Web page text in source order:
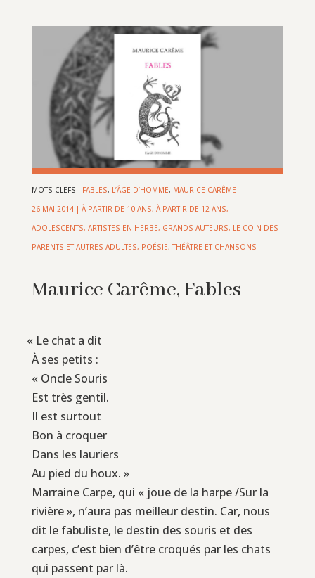
MOTS-CLEFS : FABLES, L’ÂGE D’HOMME, MAURICE CARÊME
26 MAI 2014| À PARTIR DE 10 ANS, À PARTIR DE 12 ANS,
ADOLESCENTS, ARTISTES EN HERBE, GRANDS AUTEURS, LE COIN DES
PARENTS ET AUTRES ADULTES, POÉSIE, THÉÂTRE ET CHANSONS
Maurice Carême, Fables
« Le chat a dit
À ses petits :
« Oncle Souris
Est très gentil.
Il est surtout
Bon à croquer
Dans les lauriers
Au pied du houx. »
Marraine Carpe, qui « joue de la harpe /Sur la
rivière », n’aura pas meilleur destin. Car, nous
dit le fabuliste, le destin des souris et des
carpes, c’est bien d’être croqués par les chats
qui passent par là.